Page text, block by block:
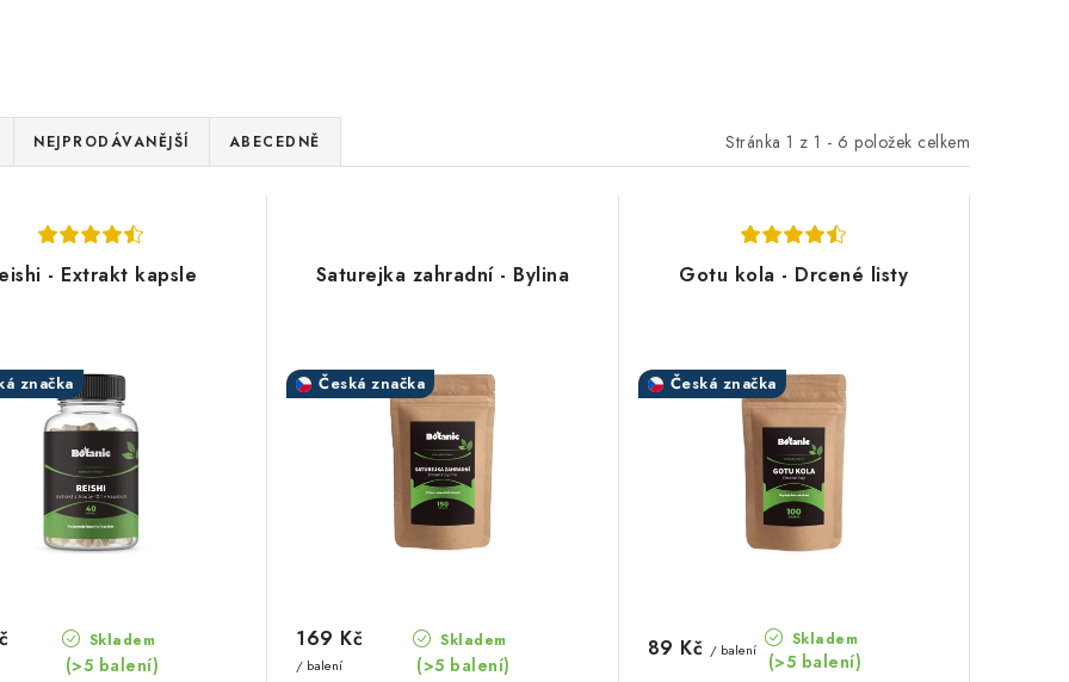
Stránka 1 z 1 - 6 položek celkem
NEJPRODÁVANĚJŠÍ ABECEDNĚ
- Extrakt kapsle
značka
Skladem
(>5 balení)
Saturejka zahradní - Bylina
Česká značka
Skladem
(>5 balení)
169 Kč
/ balení
Gotu kola - Drcené listy
Česká značka
Skladem
(>5 balení)
89 Kč / balení